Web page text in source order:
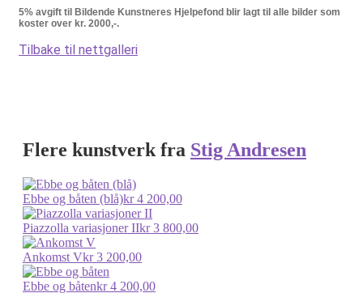
antall
5% avgift til Bildende Kunstneres Hjelpefond blir lagt til alle bilder som
koster over kr. 2000,-.
Tilbake til nettgalleri
Flere kunstverk fra Stig Andresen
Ebbe og båten (blå)kr4 200,00
Piazzolla variasjoner IIkr3 800,00
Ankomst Vkr3 200,00
Ebbe og båtenkr4 200,00